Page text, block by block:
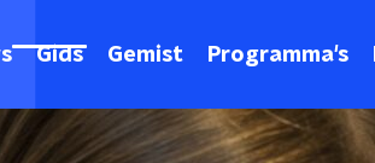
Gids Gemist Programma's